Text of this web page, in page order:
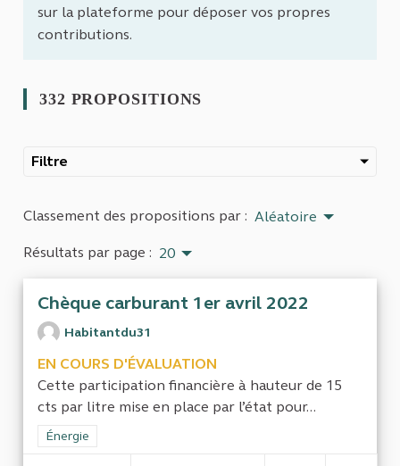
sur la plateforme pour déposer vos propres
contributions.
332 PROPOSITIONS
Filtre
Classement des propositions par : Aléatoire
Résultats par page : 20
Chèque carburant 1er avril 2022
Habitantdu31
EN COURS D'ÉVALUATION
Cette participation financière à hauteur de 15
cts par litre mise en place par l’état pour...
Filtrer les résultats de la catégorie : Énergie
Énergie